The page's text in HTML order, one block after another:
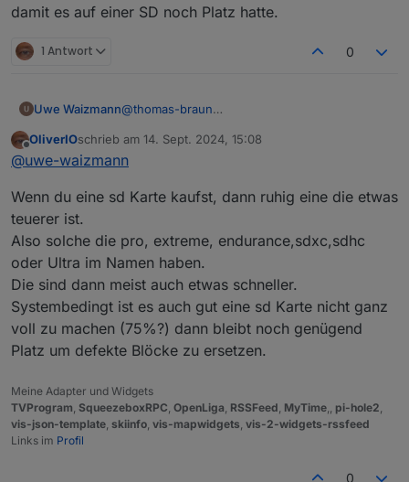
damit es auf einer SD noch Platz hatte.
1 Antwort 0
Uwe Waizmann@thomas-braun
OliverIOschrieb am 14. Sept. 2024, 15:08
zuletzt editiert von
@uwe-waizmann
Wenn du eine sd Karte kaufst, dann ruhig eine die etwas
teuerer ist.
Also solche die pro, extreme, endurance,sdxc,sdhc
oder Ultra im Namen haben.
Die sind dann meist auch etwas schneller.
Systembedingt ist es auch gut eine sd Karte nicht ganz
voll zu machen (75%?) dann bleibt noch genügend
Platz um defekte Blöcke zu ersetzen.
Meine Adapter und Widgets
TVProgram SqueezeboxRPC OpenLiga RSSFeed MyTime pi-hole2
vis-json-template skiinfo vis-mapwidgets vis-2-widgets-rssfeed
Links im Profil
0